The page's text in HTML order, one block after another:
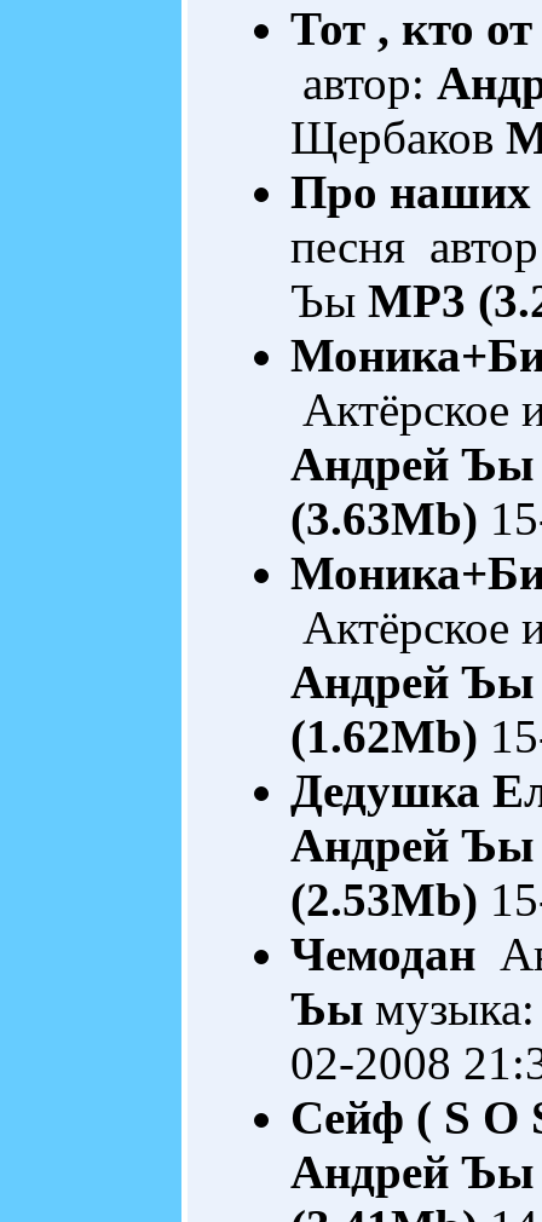
Тот , кто
автор:
Щербаков
Про наших
песня
Ъы MP3
Актёрское
Андрей Ъы
(3.63Mb)
Актёрское
Андрей Ъы
(1.62Mb)
Дедушка
Андрей Ъы
(2.53Mb)
Чемодан
Ъы
02-2008
Сейф ( S O
Андрей Ъы